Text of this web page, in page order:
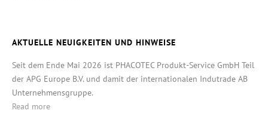
AKTUELLE NEUIGKEITEN UND HINWEISE
Seit dem Ende Mai 2026 ist PHACOTEC Produkt-Service GmbH Teil
der APG Europe B.V. und damit der internationalen Indutrade AB
Unternehmensgruppe.
Read more